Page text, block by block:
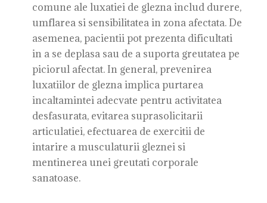
comune ale luxatiei de glezna includ durere,
umflarea si sensibilitatea in zona afectata. De
asemenea, pacientii pot prezenta dificultati
in a se deplasa sau de a suporta greutatea pe
piciorul afectat. In general, prevenirea
luxatiilor de glezna implica purtarea
incaltamintei adecvate pentru activitatea
desfasurata, evitarea suprasolicitarii
articulatiei, efectuarea de exercitii de
intarire a musculaturii gleznei si
mentinerea unei greutati corporale
sanatoase.